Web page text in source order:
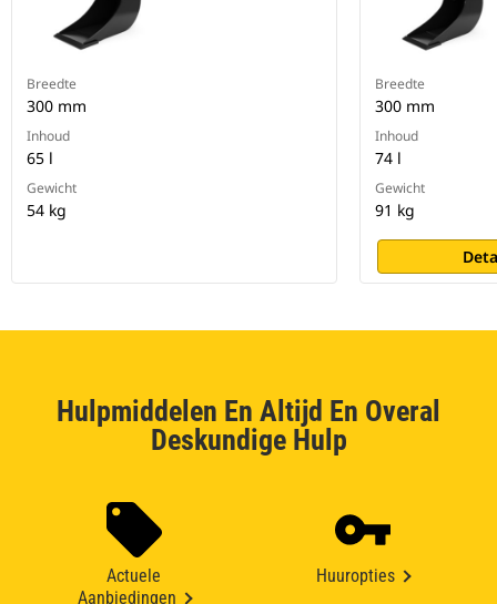
Breedte
300 mm
Inhoud
65 l
Gewicht
54 kg
Breedte
300 mm
Inhoud
74 l
Gewicht
91 kg
Hulpmiddelen En Altijd En Overal
Deskundige Hulp
Actuele
Aanbiedingen
Huuropties